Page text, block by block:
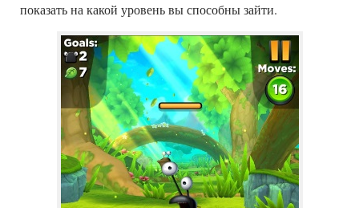
показать на какой уровень вы способны зайти.